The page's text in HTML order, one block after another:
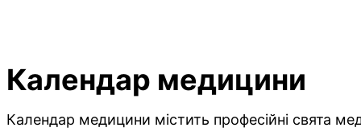
Календар медицини
Календар медицини містить професійні свята